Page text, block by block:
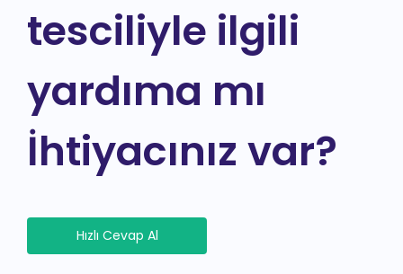
tesciliyle ilgili
yardıma mı
İhtiyacınız var?
Hızlı Cevap Al